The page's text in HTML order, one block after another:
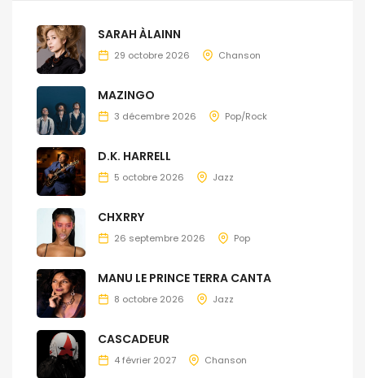
SARAH ÀLAINN
29 octobre 2026 Chanson
MAZINGO
3 décembre 2026 Pop/Rock
D.K. HARRELL
5 octobre 2026 Jazz
CHXRRY
26 septembre 2026 Pop
MANU LE PRINCE TERRA CANTA
8 octobre 2026 Jazz
CASCADEUR
4 février 2027 Chanson